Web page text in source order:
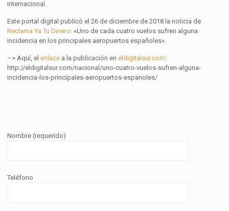
internacional.
Este portal digital publicó el 26 de diciembre de 2018 la noticia de
Reclama Ya Tu Dinero: «Uno de cada cuatro vuelos sufren alguna
incidencia en los principales aeropuertos españoles».
–> Aquí, elenlace a la publicación eneldigitalsur.com:
http://eldigitalsur.com/nacional/uno-cuatro-vuelos-sufren-alguna-
incidencia-los-principales-aeropuertos-espanoles/
Nombre (requerido)
Teléfono